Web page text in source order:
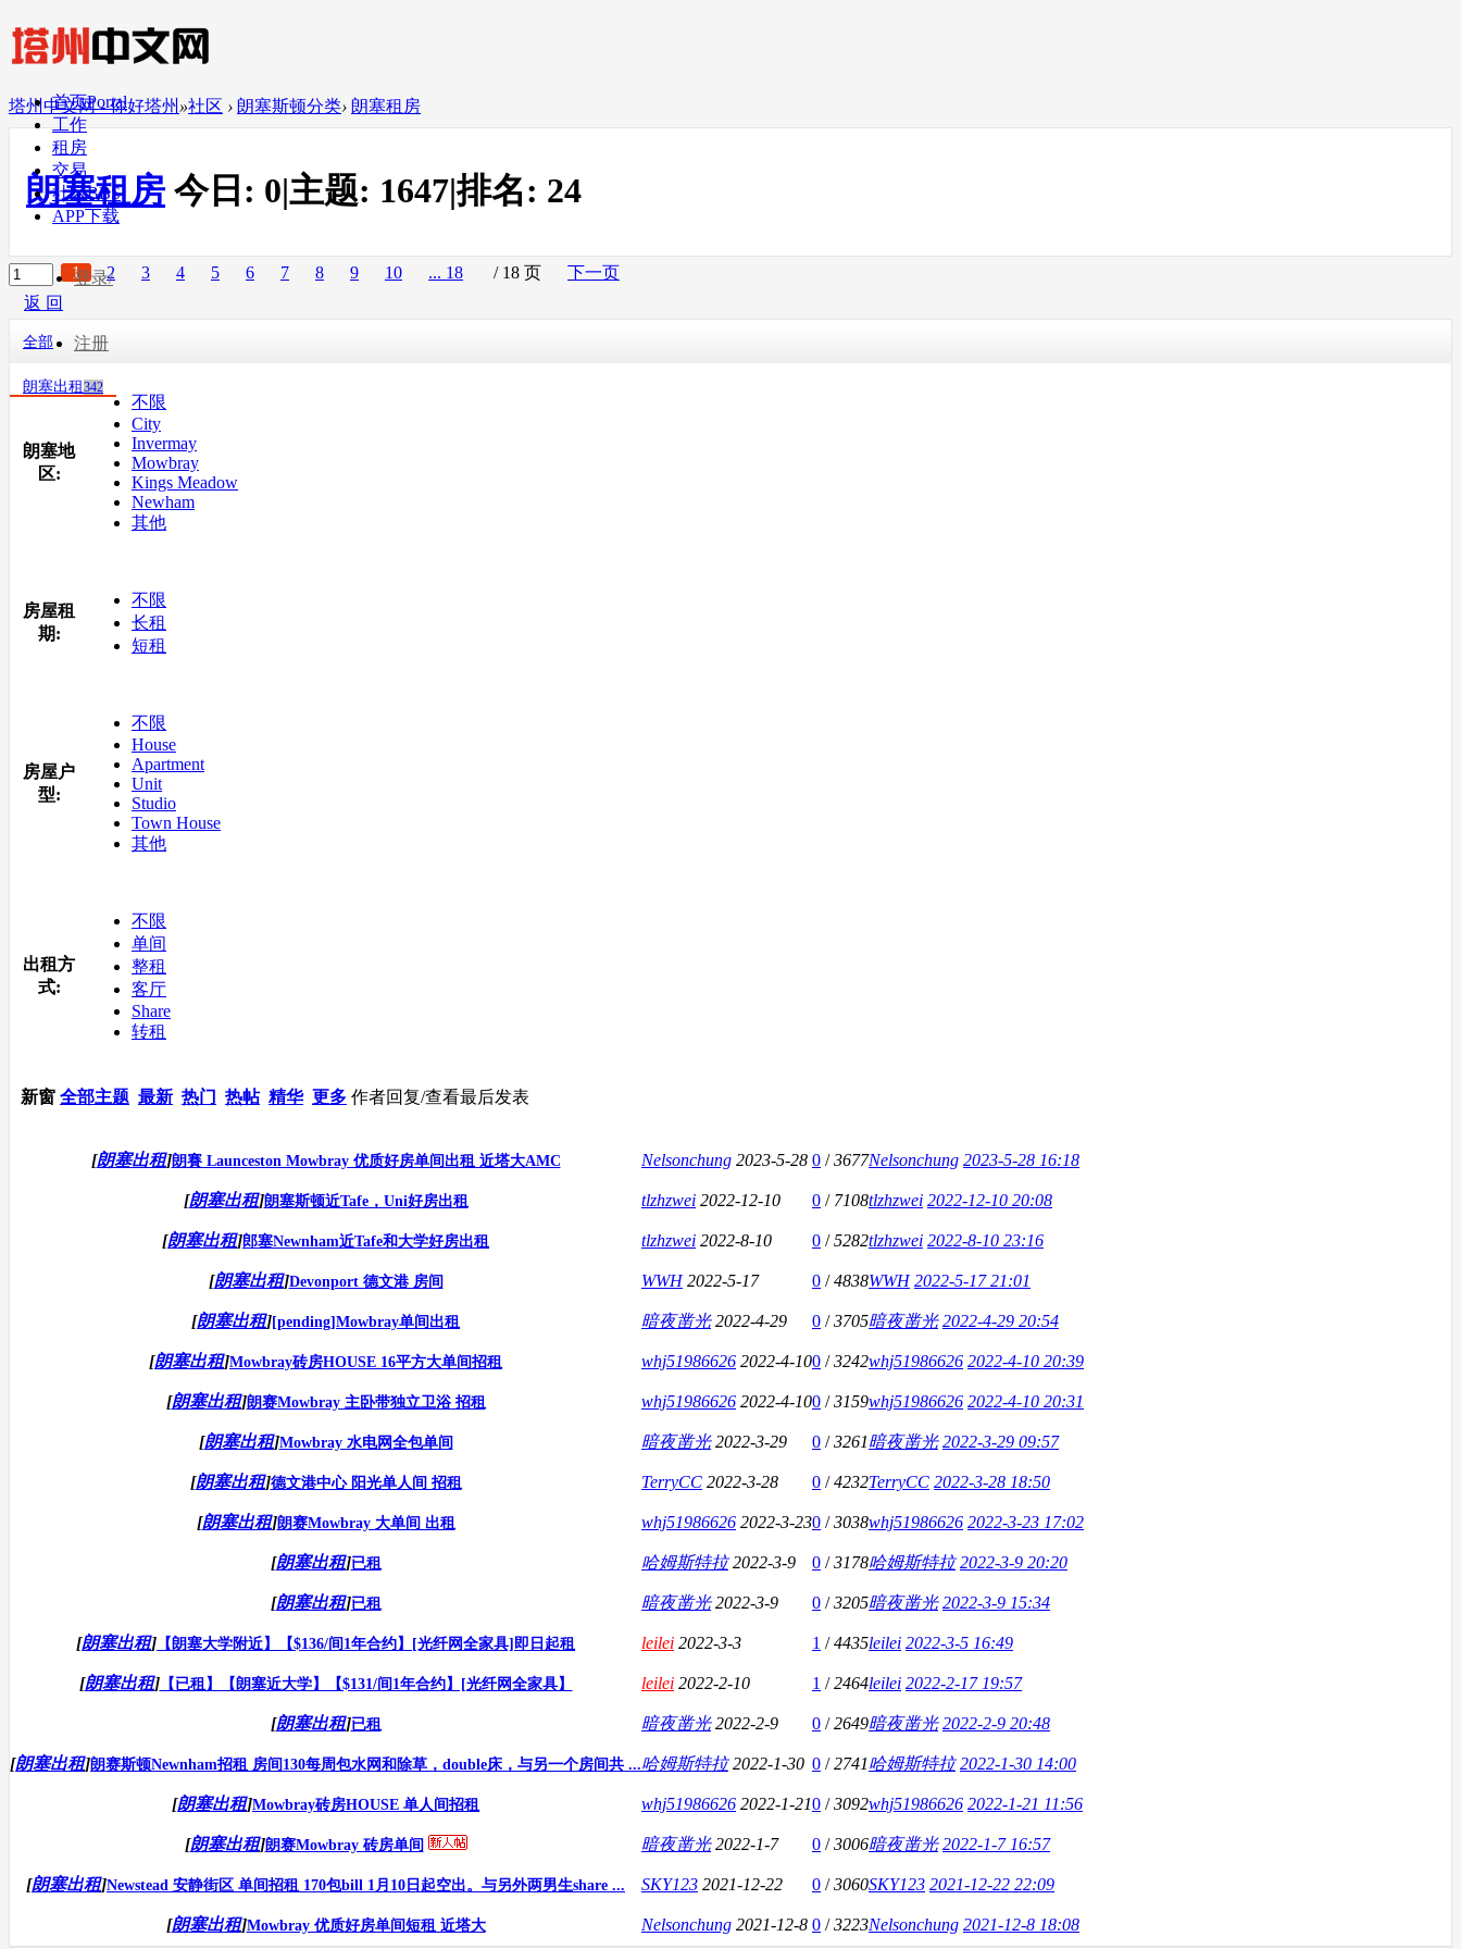
首页Portal
工作
租房
交易
社区BBS
APP下载
登录/
注册
塔州中文网 - 你好塔州 »社区 › 朗塞斯顿分类› 朗塞租房
朗塞租房 今日: 0|主题: 1647|排名: 24
1 2 3 4 5 6 7 8 9 10 ... 18 / 18 页
下一页
返 回
全部
朗塞出租 342
朗塞地
区:
不限
City
Invermay
Mowbray
Kings Meadow
Newham
其他
房屋租
期:
不限
长租
短租
房屋户
型:
不限
House
Apartment
Unit
Studio
Town House
其他
出租方
式:
不限
单间
整租
客厅
Share
转租
新窗 全部主题 最新 热门 热帖 精华 更多 作者回复/查看最后发表
[朗塞出租]朗賽 Launceston Mowbray 优质好房单间出租 近塔大AMC Nelsonchung 2023-5-28 0 /3677Nelsonchung 2023-5-28 16:18
[朗塞出租]朗塞斯顿近Tafe，Uni好房出租 tlzhzwei 2022-12-10 0 / 7108tlzhzwei 2022-12-10 20:08
[朗塞出租]郎塞Newnham近Tafe和大学好房出租 tlzhzwei 2022-8-10 0 /5282tlzhzwei 2022-8-10 23:16
[朗塞出租]Devonport 德文港 房间 WWH 2022-5-17 0 /4838WWH 2022-5-17 21:01
[朗塞出租][pending]Mowbray单间出租 暗夜凿光 2022-4-29 0 /3705暗夜凿光 2022-4-29 20:54
[朗塞出租]Mowbray砖房HOUSE 16平方大单间招租 whj51986626 2022-4-100 /3242whj51986626 2022-4-10 20:39
[朗塞出租]朗赛Mowbray 主卧带独立卫浴 招租 whj51986626 2022-4-100 /3159whj51986626 2022-4-10 20:31
[朗塞出租]Mowbray 水电网全包单间 暗夜凿光 2022-3-29 0 /3261暗夜凿光 2022-3-29 09:57
[朗塞出租]德文港中心 阳光单人间 招租 TerryCC 2022-3-28 0 /4232TerryCC 2022-3-28 18:50
[朗塞出租]朗赛Mowbray 大单间 出租 whj51986626 2022-3-230 /3038whj51986626 2022-3-23 17:02
[朗塞出租]已租 哈姆斯特拉 2022-3-9 0 /3178哈姆斯特拉 2022-3-9 20:20
[朗塞出租]已租 暗夜凿光 2022-3-9 0 /3205暗夜凿光 2022-3-9 15:34
[朗塞出租] 【朗塞大学附近】【$136/间1年合约】[光纤网全家具]即日起租 leilei 2022-3-3 1 /4435leilei 2022-3-5 16:49
[朗塞出租]【已租】【朗塞近大学】【$131/间1年合约】[光纤网全家具】 leilei 2022-2-10 1 /2464leilei 2022-2-17 19:57
[朗塞出租]已租 暗夜凿光 2022-2-9 0 /2649暗夜凿光 2022-2-9 20:48
[朗塞出租]朗赛斯顿Newnham招租 房间130每周包水网和除草，double床，与另一个房间共 ...哈姆斯特拉 2022-1-30 0 /2741哈姆斯特拉 2022-1-30 14:00
[朗塞出租]Mowbray砖房HOUSE 单人间招租 whj51986626 2022-1-210 /3092whj51986626 2022-1-21 11:56
[朗塞出租]朗赛Mowbray 砖房单间 暗夜凿光 2022-1-7 0 /3006暗夜凿光 2022-1-7 16:57
[朗塞出租]Newstead 安静街区 单间招租 170包bill 1月10日起空出。与另外两男生share ... SKY123 2021-12-22 0 /3060SKY123 2021-12-22 22:09
[朗塞出租]Mowbray 优质好房单间短租 近塔大 Nelsonchung 2021-12-8 0 /3223Nelsonchung 2021-12-8 18:08